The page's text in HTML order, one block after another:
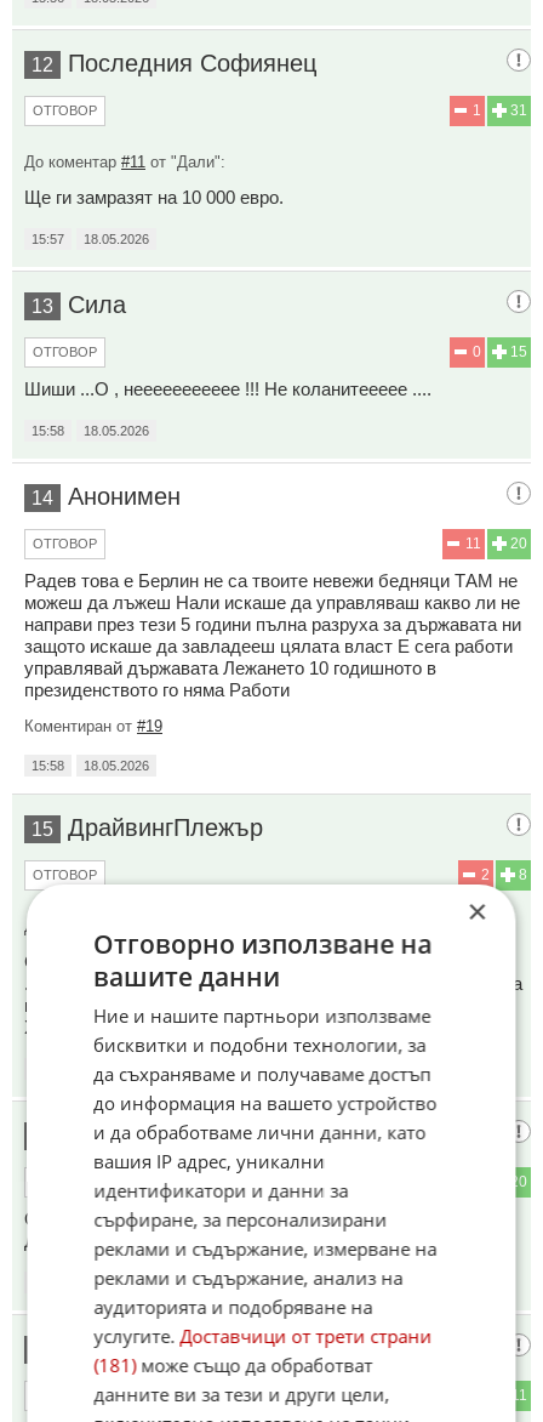
12 Последния Софиянец
31
1
ОТГОВОР
До коментар #11 от "Дали":
Ще ги замразят на 10 000 евро.
15:57 18.05.2026
13 Сила
15
0
ОТГОВОР
Шиши ...О , неееееееееее !!! Не коланитеееее ....
15:58 18.05.2026
14 Анонимен
20
11
ОТГОВОР
Радев това е Берлин не са твоите невежи бедняци ТАМ не
можеш да лъжеш Нали искаше да управляваш какво ли не
направи през тези 5 години пълна разруха за държавата ни
защото искаше да завладееш цялата власт Е сега работи
управлявай държавата Лежането 10 годишното в
президенството го няма Работи
Коментиран от #19
15:58 18.05.2026
15 ДрайвингПлежър
8
2
ОТГОВОР
До коментар
Спокойно! Ще ти го вземат и ще ти дадат въже!
...теоретично се стяга безкрайно, а като ти писне... може да
върви с упътване кое как се връзва
Хората са предвидливи и ще се погрижат за теб ;)
18.05.2026
🇧🇬БАЙ Х@Й‼️
20
Оня с Поршето щял да оди пеш❗🤔
Да бе 😀
18.05.2026
Сила
11
ОТГОВОР
×
Отговорно използване на
вашите данни
Ние и нашите партньори използваме
бисквитки и подобни технологии, за
да съхраняваме и получаваме достъп
до информация на вашето устройство
и да обработваме лични данни, като
вашия IP адрес, уникални
идентификатори и данни за
сърфиране, за персонализирани
реклами и съдържание, измерване на
реклами и съдържание, анализ на
аудиторията и подобряване на
услугите.Доставчици от трети страни
(181)може също да обработват
данните ви за тези и други цели,